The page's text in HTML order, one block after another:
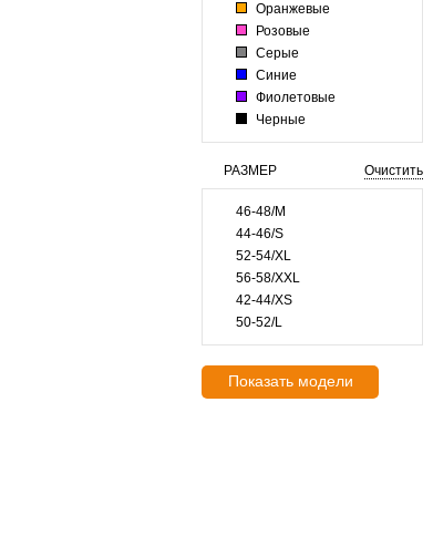
Оранжевые
Розовые
Серые
Синие
Фиолетовые
Черные
РАЗМЕР Очистить
46-48/M
44-46/S
52-54/XL
56-58/XXL
42-44/XS
50-52/L
Показать модели